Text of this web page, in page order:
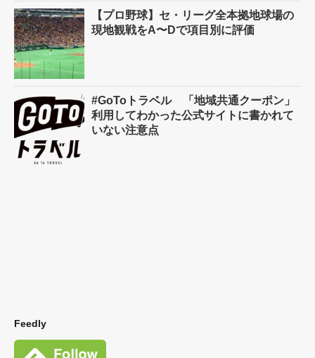
【プロ野球】セ・リーグ全本拠地球場の
現地観戦をA〜Dで項目別に評価
#GoToトラベル 「地域共通クーポン」
利用してわかった公式サイトに書かれて
いない注意点
Feedly